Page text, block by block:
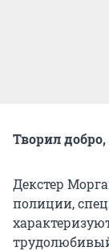
Творил
Декстер
полиции,